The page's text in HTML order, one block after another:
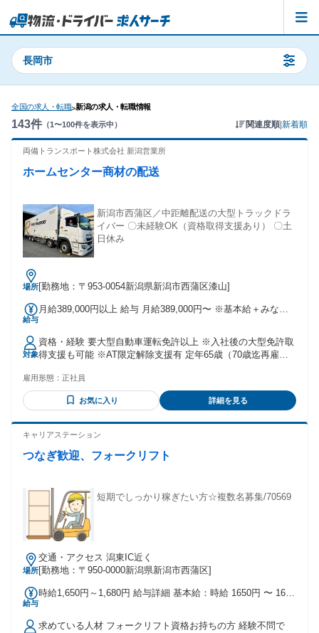
長岡市
全国の求人・転職>新潟の求人・転職情報
143件 （1〜100件を表示中） 関連度順 新着順
両備トランスポート株式会社 新潟営業所
ホームセンター商材の配送
新潟市西蒲区／中距離配送の大型トラックドラ
イバー 〇未経験OK（資格取得支援あり） 〇土
日休み
場所[勤務地：〒953-0054新潟県新潟市西蒲区漆山]
給与
月給389,000円以上 給与 月給389,000円〜 ※基本給＋みなし
代38h分62,577円含む) 〇生産性手当 （0円～29,000円／月）
〇欠勤控除を伴う月給制 〇家族手当・役職手当・通勤手当は
会社規定により別途支給 固定残業代62,577円（1か月あたり
38時間） 固定残業代を超過した分は別途支給いたします。
対象
資格・経験 要大型自動車運転免許以上 ※入社後の大型免許取
得支援も可能 ※AT限定解除支援有 定年65歳（70歳迄再雇用
雇用形態： 正社員
お気に入り 詳細を見る
キャリアステーション
つなぎ歓迎、フォークリフト
短期でしっかり稼ぎたい方☆複数名募集/70569
場所
交通・アクセス 潟東IC近く
[勤務地：〒950-0000新潟県新潟市西蒲区]
給与
時給1,650円～1,680円 給与詳細 基本給：時給 1650円 〜 1680
求めている人材 フォークリフト資格お持ちの方 経験不問で